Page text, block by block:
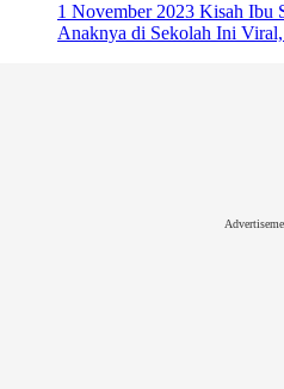
1 November 2023 Kisah Ibu
Anaknya di Sekolah Ini